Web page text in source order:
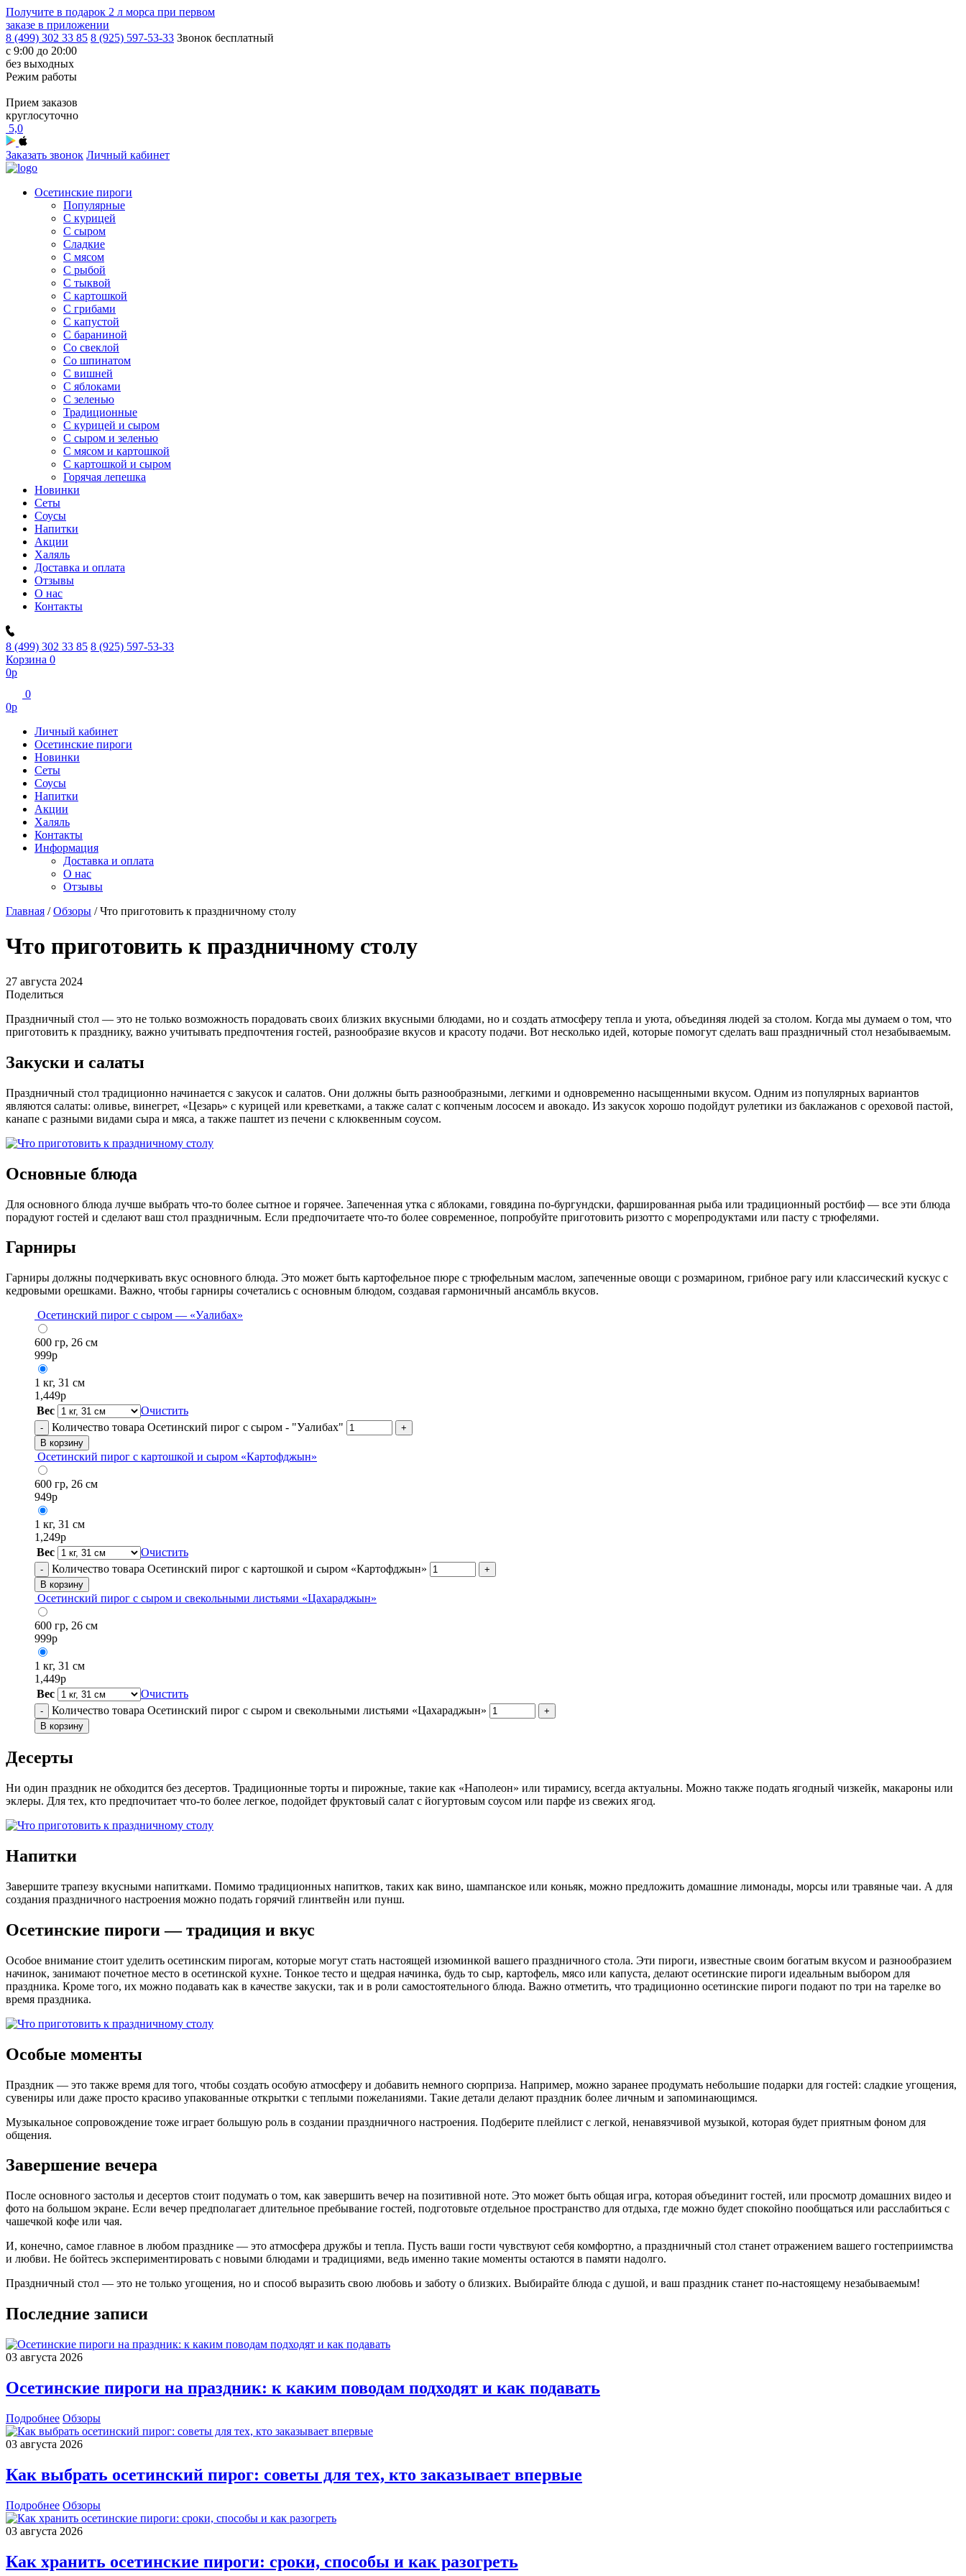
Получите в подарок 2 л морса при первом
заказе в приложении
8 (499) 302 33 85 8 (925) 597-53-33 Звонок бесплатный
с 9:00 до 20:00
без выходных
Режим работы
Прием заказов
круглосуточно
5,0
Заказать звонок Личный кабинет
Осетинские пироги
Популярные
С курицей
С сыром
Сладкие
С мясом
С рыбой
С тыквой
С картошкой
С грибами
С капустой
C бараниной
Со свеклой
Со шпинатом
С вишней
С яблоками
С зеленью
Традиционные
С курицей и сыром
С сыром и зеленью
С мясом и картошкой
С картошкой и сыром
Горячая лепешка
Новинки
Сеты
Соусы
Напитки
Акции
Халяль
Доставка и оплата
Отзывы
О нас
Контакты
8 (499) 302 33 85 8 (925) 597-53-33
Корзина 0
0р
0
0р
Личный кабинет
Осетинские пироги
Новинки
Сеты
Соусы
Напитки
Акции
Халяль
Контакты
Информация
Доставка и оплата
О нас
Отзывы
Главная /Обзоры /Что приготовить к праздничному столу
Что приготовить к праздничному столу
27 августа 2024
Поделиться
Праздничный стол — это не только возможность порадовать своих близких вкусными блюдами, но и создать атмосферу тепла и уюта, объединяя людей за столом. Когда мы думаем о том, что
приготовить к празднику, важно учитывать предпочтения гостей, разнообразие вкусов и красоту подачи. Вот несколько идей, которые помогут сделать ваш праздничный стол незабываемым.
Закуски и салаты
Праздничный стол традиционно начинается с закусок и салатов. Они должны быть разнообразными, легкими и одновременно насыщенными вкусом. Одним из популярных вариантов
являются салаты: оливье, винегрет, «Цезарь» с курицей или креветками, а также салат с копченым лососем и авокадо. Из закусок хорошо подойдут рулетики из баклажанов с ореховой пастой,
канапе с разными видами сыра и мяса, а также паштет из печени с клюквенным соусом.
Основные блюда
Для основного блюда лучше выбрать что-то более сытное и горячее. Запеченная утка с яблоками, говядина по-бургундски, фаршированная рыба или традиционный ростбиф — все эти блюда
порадуют гостей и сделают ваш стол праздничным. Если предпочитаете что-то более современное, попробуйте приготовить ризотто с морепродуктами или пасту с трюфелями.
Гарниры
Гарниры должны подчеркивать вкус основного блюда. Это может быть картофельное пюре с трюфельным маслом, запеченные овощи с розмарином, грибное рагу или классический кускус с
кедровыми орешками. Важно, чтобы гарниры сочетались с основным блюдом, создавая гармоничный ансамбль вкусов.
Осетинский пирог с сыром — «Уалибах»
600 гр, 26 см
999р
1 кг, 31 см
1,449р
Вес
Очистить
- Количество товара Осетинский пирог с сыром - "Уалибах"
+
В корзину
Осетинский пирог с картошкой и сыром «Картофджын»
600 гр, 26 см
949р
1 кг, 31 см
1,249р
Вес
Очистить
- Количество товара Осетинский пирог с картошкой и сыром «Картофджын»
+
В корзину
Осетинский пирог с сыром и свекольными листьями «Цахараджын»
600 гр, 26 см
999р
1 кг, 31 см
1,449р
Вес
Очистить
- Количество товара Осетинский пирог с сыром и свекольными листьями «Цахараджын»
+
В корзину
Десерты
Ни один праздник не обходится без десертов. Традиционные торты и пирожные, такие как «Наполеон» или тирамису, всегда актуальны. Можно также подать ягодный чизкейк, макароны или
эклеры. Для тех, кто предпочитает что-то более легкое, подойдет фруктовый салат с йогуртовым соусом или парфе из свежих ягод.
Напитки
Завершите трапезу вкусными напитками. Помимо традиционных напитков, таких как вино, шампанское или коньяк, можно предложить домашние лимонады, морсы или травяные чаи. А для
создания праздничного настроения можно подать горячий глинтвейн или пунш.
Осетинские пироги — традиция и вкус
Особое внимание стоит уделить осетинским пирогам, которые могут стать настоящей изюминкой вашего праздничного стола. Эти пироги, известные своим богатым вкусом и разнообразием
начинок, занимают почетное место в осетинской кухне. Тонкое тесто и щедрая начинка, будь то сыр, картофель, мясо или капуста, делают осетинские пироги идеальным выбором для
праздника. Кроме того, их можно подавать как в качестве закуски, так и в роли самостоятельного блюда. Важно отметить, что традиционно осетинские пироги подают по три на тарелке во
время праздника.
Особые моменты
Праздник — это также время для того, чтобы создать особую атмосферу и добавить немного сюрприза. Например, можно заранее продумать небольшие подарки для гостей: сладкие угощения,
сувениры или даже просто красиво упакованные открытки с теплыми пожеланиями. Такие детали делают праздник более личным и запоминающимся.
Музыкальное сопровождение тоже играет большую роль в создании праздничного настроения. Подберите плейлист с легкой, ненавязчивой музыкой, которая будет приятным фоном для
общения.
Завершение вечера
После основного застолья и десертов стоит подумать о том, как завершить вечер на позитивной ноте. Это может быть общая игра, которая объединит гостей, или просмотр домашних видео и
фото на большом экране. Если вечер предполагает длительное пребывание гостей, подготовьте отдельное пространство для отдыха, где можно будет спокойно пообщаться или расслабиться с
чашечкой кофе или чая.
И, конечно, самое главное в любом празднике — это атмосфера дружбы и тепла. Пусть ваши гости чувствуют себя комфортно, а праздничный стол станет отражением вашего гостеприимства
и любви. Не бойтесь экспериментировать с новыми блюдами и традициями, ведь именно такие моменты остаются в памяти надолго.
Праздничный стол — это не только угощения, но и способ выразить свою любовь и заботу о близких. Выбирайте блюда с душой, и ваш праздник станет по-настоящему незабываемым!
Последние записи
03 августа 2026
Осетинские пироги на праздник: к каким поводам подходят и как подавать
Подробнее Обзоры
03 августа 2026
Как выбрать осетинский пирог: советы для тех, кто заказывает впервые
Подробнее Обзоры
03 августа 2026
Как хранить осетинские пироги: сроки, способы и как разогреть